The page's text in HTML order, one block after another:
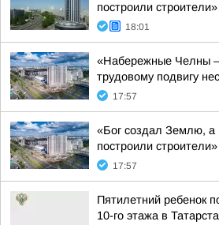
построили строители»
18:01
«Набережные Челны
трудовому подвигу
17:57
«Бог создал Землю, а
построили строители»
17:57
Пятилетний ребенок
10-го этажа в